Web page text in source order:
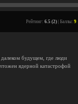
Рейтинг: 6.5 (2) | Баллы: 9
будущем, где люди
ядерной катастрофой